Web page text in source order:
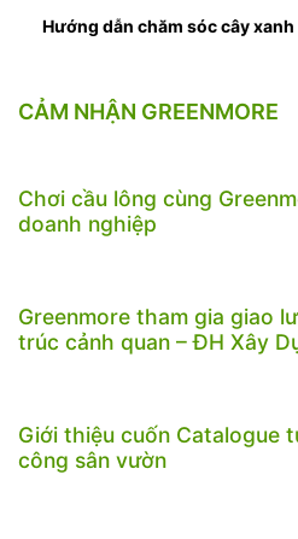
Hướng dẫn chăm sóc cây xanh
CẢM NHẬN GREENMORE
Chơi cầu lông cùng
doanh nghiệp
Greenmore tham gia giao
trúc cảnh quan – ĐH Xây
Giới thiệu cuốn Catalogue
công sân vườn